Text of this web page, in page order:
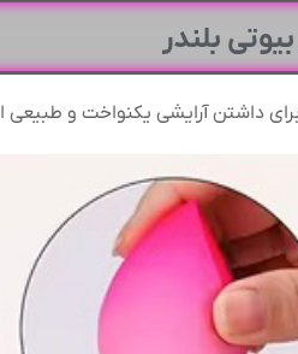
بلندر
برای داشتن آرایشی یکنواخت و طبیعی